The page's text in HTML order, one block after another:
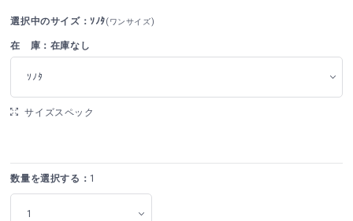
選択中のサイズ：ｿﾉﾀ(ワンサイズ)
在 庫：在庫なし
ｿﾉﾀ
サイズスペック
数量を選択する： 1